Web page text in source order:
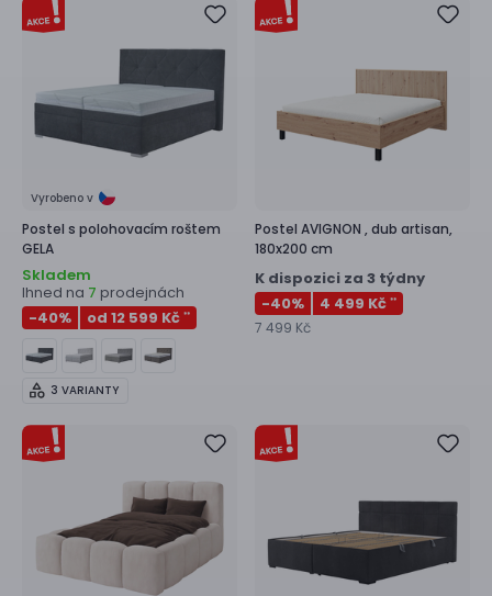
Vyrobeno v
Postel s polohovacím roštem
GELA
Skladem
Ihned na 7 prodejnách
-40% od 12 599 Kč **
3 VARIANTY
Postel AVIGNON ,dub artisan,
180x200 cm
K dispozici za 3 týdny
-40% 4 499 Kč **
7 499 Kč